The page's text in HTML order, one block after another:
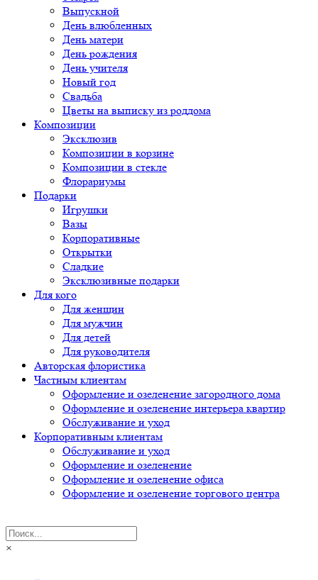
Выпускной
День влюбленных
День матери
День рождения
День учителя
Новый год
Свадьба
Цветы на выписку из роддома
Композиции
Эксклюзив
Композиции в корзине
Композиции в стекле
Флорариумы
Подарки
Игрушки
Вазы
Корпоративные
Открытки
Сладкие
Эксклюзивные подарки
Для кого
Для женщин
Для мужчин
Для детей
Для руководителя
Авторская флористика
Частным клиентам
Оформление и озеленение загородного дома
Оформление и озеленение интерьера квартир
Обслуживание и уход
Корпоративным клиентам
Обслуживание и уход
Оформление и озеленение
Оформление и озеленение офиса
Оформление и озеленение торгового центра
×